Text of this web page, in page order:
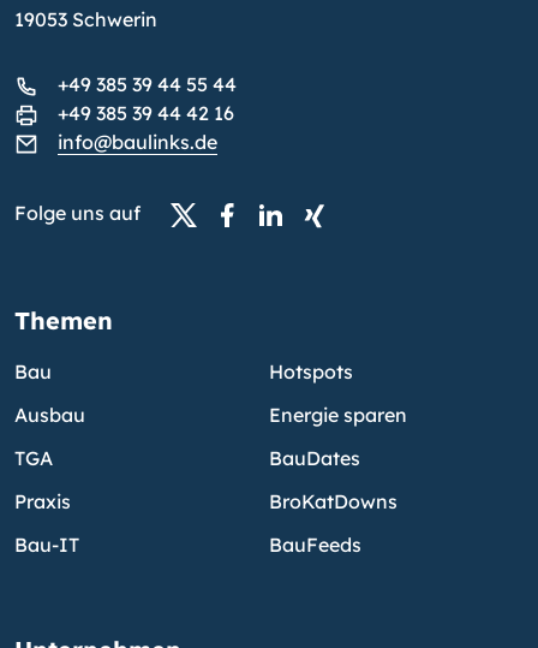
19053 Schwerin
+49 385 39 44 55 44
+49 385 39 44 42 16
info@baulinks.de
Folge uns auf
Themen
Bau
Ausbau
TGA
Praxis
Bau-IT
Hotspots
Energie sparen
BauDates
BroKatDowns
BauFeeds